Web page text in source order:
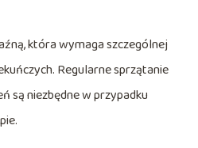
która wymaga szczególnej
Regularne sprzątanie
są niezbędne w przypadku